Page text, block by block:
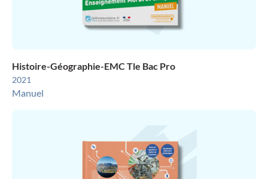
Histoire-Géographie-EMC Tle Bac Pro
2021
Manuel